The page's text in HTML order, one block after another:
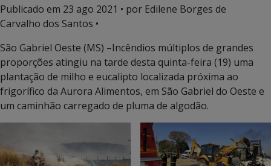
Publicado em 23 ago 2021 • por Edilene Borges de
Carvalho dos Santos •
São Gabriel Oeste (MS) –Incêndios múltiplos de grandes
proporções atingiu na tarde desta quinta-feira (19) uma
plantação de milho e eucalipto localizada próxima ao
frigorífico da Aurora Alimentos, em São Gabriel do Oeste e
um caminhão carregado de pluma de algodão.